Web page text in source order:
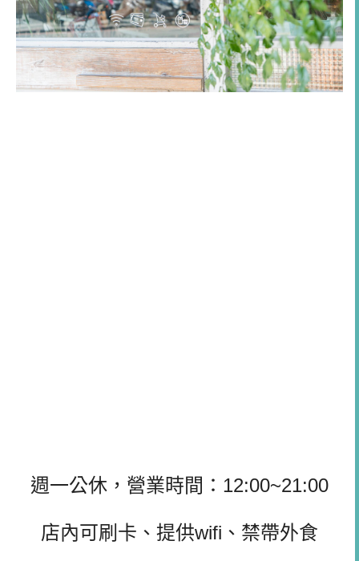
週一公休，營業時間：12:00~21:00
店內可刷卡、提供wifi、禁帶外食